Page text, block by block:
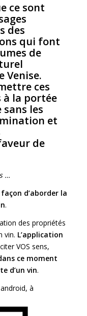
ce sont
des
qui font
de
Venise.
ces
à la portée
les
et
de
…
façon d’aborder la
.
des propriétés
vin. L’application
VOS sens,
ce moment
d’un vin.
à